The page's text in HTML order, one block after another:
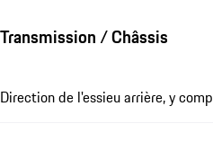
Transmission / Châssis
Direction de l'essieu arrière, y